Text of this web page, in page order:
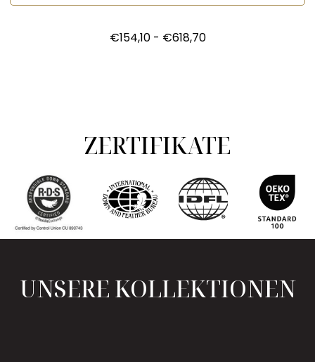
€154,10- €618,70
ZERTIFIKATE
UNSERE KOLLEKTIONEN